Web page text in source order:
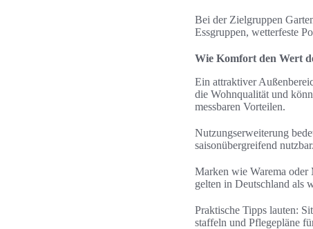
Bei der Zielgruppen
Essgruppen, wetterfeste
Wie Komfort den Wert
Ein attraktiver
die Wohnqualität und
messbaren Vorteilen.
Nutzungserweiterung
saisonübergreifend
Marken wie Warema
gelten in Deutschland als
Praktische Tipps lauten:
staffeln und Pflegepläne